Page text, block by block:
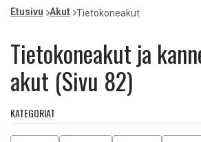
Etusivu Akut Tietokoneakut
Tietokoneakut ja
akut (Sivu 82)
KATEGORIAT